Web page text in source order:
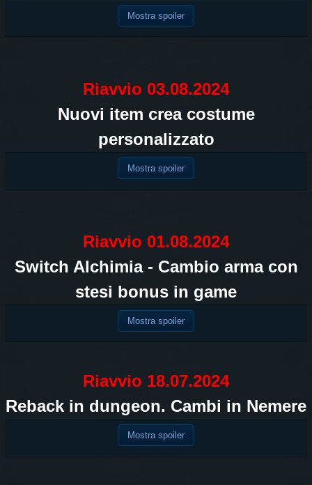
Mostra spoiler
Riavvio 03.08.2024
Nuovi item crea costume
personalizzato
Mostra spoiler
Riavvio 01.08.2024
Switch Alchimia - Cambio arma con
stesi bonus in game
Mostra spoiler
Riavvio 18.07.2024
Reback in dungeon. Cambi in Nemere
Mostra spoiler